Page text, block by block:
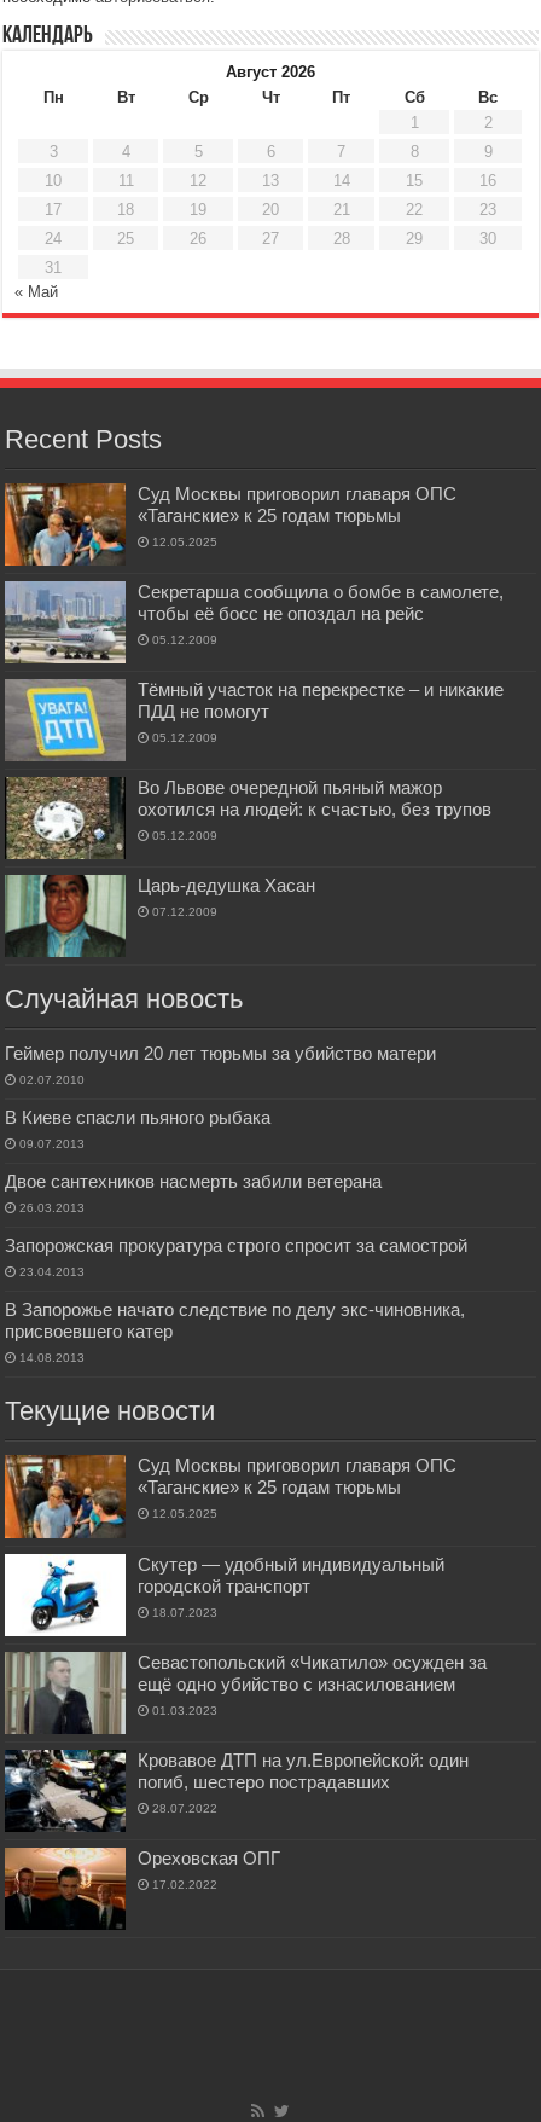
Календарь
Август 2026
Пн
Вт Ср Чт Пт Сб
Вс
1
2
3
4 5 6 7 8
9
10
11 12 13 14 15
16
17
18 19 20 21 22
23
24
25 26 27 28 29
30
31
« Май
Recent Posts
Суд Москвы приговорил главаря ОПС
«Таганские» к 25 годам тюрьмы
12.05.2025
Секретарша сообщила о бомбе в самолете,
чтобы её босс не опоздал на рейс
05.12.2009
Тёмный участок на перекрестке – и никакие
ПДД не помогут
05.12.2009
Во Львове очередной пьяный мажор
охотился на людей: к счастью, без трупов
05.12.2009
Царь-дедушка Хасан
07.12.2009
Случайная новость
Геймер получил 20 лет тюрьмы за убийство матери
02.07.2010
В Киеве спасли пьяного рыбака
09.07.2013
Двое сантехников насмерть забили ветерана
26.03.2013
Запорожская прокуратура строго спросит за самострой
23.04.2013
В Запорожье начато следствие по делу экс-чиновника,
присвоевшего катер
14.08.2013
Текущие новости
Суд Москвы приговорил главаря ОПС
«Таганские» к 25 годам тюрьмы
12.05.2025
Скутер — удобный индивидуальный
городской транспорт
18.07.2023
Севастопольский «Чикатило» осужден за
ещё одно убийство с изнасилованием
01.03.2023
Кровавое ДТП на ул.Европейской: один
погиб, шестеро пострадавших
28.07.2022
Ореховская ОПГ
17.02.2022